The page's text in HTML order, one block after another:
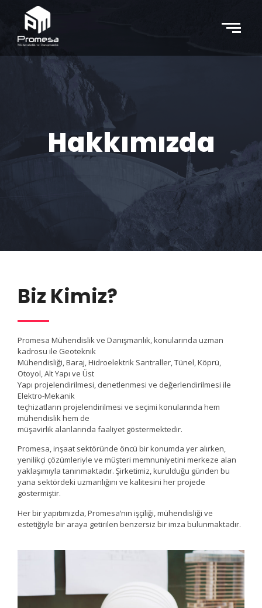
Hakkımızda
Biz Kimiz?
Promesa Mühendislik ve Danışmanlık, konularında uzman
kadrosu ile Geoteknik
Mühendisliği, Baraj, Hidroelektrik Santraller, Tünel, Köprü,
Otoyol, Alt Yapı ve Üst
Yapı projelendirilmesi, denetlenmesi ve değerlendirilmesi ile
Elektro-Mekanik
teçhizatların projelendirilmesi ve seçimi konularında hem
mühendislik hem de
müşavirlik alanlarında faaliyet göstermektedir.
Promesa, inşaat sektöründe öncü bir konumda yer alırken,
yenilikçi çözümleriyle ve müşteri memnuniyetini merkeze alan
yaklaşımıyla tanınmaktadır. Şirketimiz, kurulduğu günden bu
yana sektördeki uzmanlığını ve kalitesini her projede
göstermiştir.
Her bir yapıtımızda, Promesa’nın işçiliği, mühendisliği ve
estetiğiyle bir araya getirilen benzersiz bir imza bulunmaktadır.